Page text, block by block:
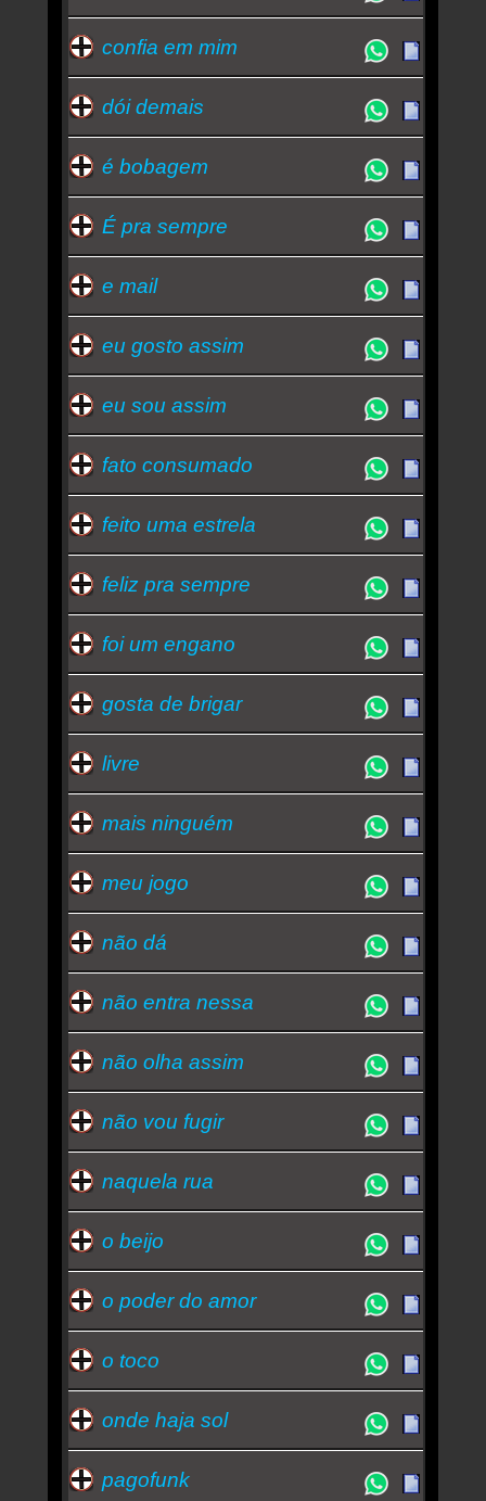
confia em mim
dói demais
é bobagem
É pra sempre
e mail
eu gosto assim
eu sou assim
fato consumado
feito uma estrela
feliz pra sempre
foi um engano
gosta de brigar
livre
mais ninguém
meu jogo
não dá
não entra nessa
não olha assim
não vou fugir
naquela rua
o beijo
o poder do amor
o toco
onde haja sol
pagofunk